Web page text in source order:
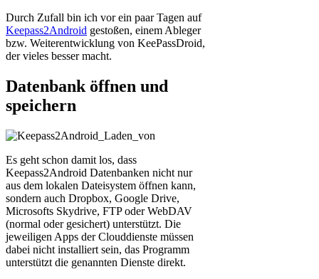
Durch Zufall bin ich vor ein paar Tagen auf
Keepass2Android gestoßen, einem Ableger
bzw. Weiterentwicklung von KeePassDroid,
der vieles besser macht.
Datenbank öffnen und
speichern
Es geht schon damit los, dass
Keepass2Android Datenbanken nicht nur
aus dem lokalen Dateisystem öffnen kann,
sondern auch Dropbox, Google Drive,
Microsofts Skydrive, FTP oder WebDAV
(normal oder gesichert) unterstützt. Die
jeweiligen Apps der Clouddienste müssen
dabei nicht installiert sein, das Programm
unterstützt die genannten Dienste direkt.